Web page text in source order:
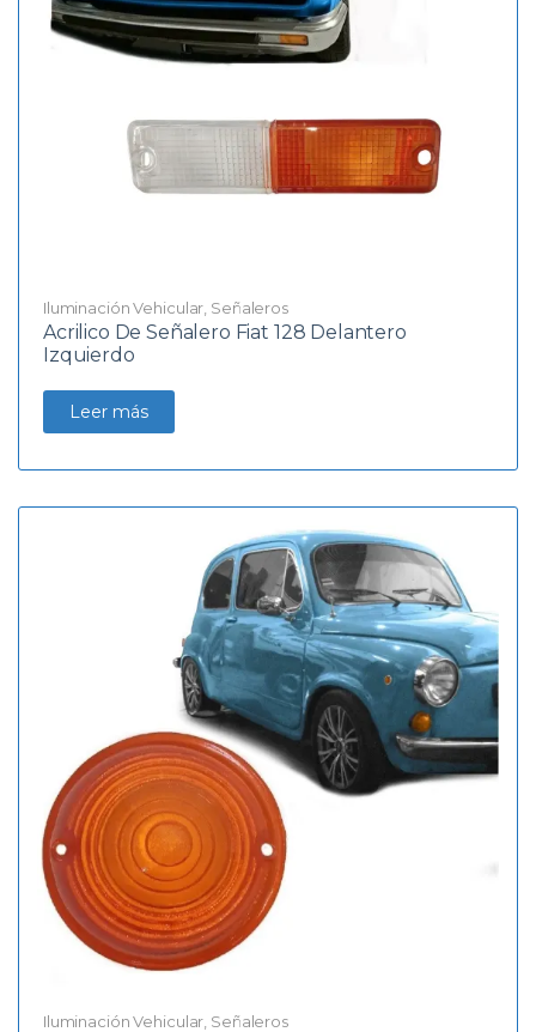
Iluminación Vehicular Señaleros
Acrilico De Señalero Fiat 128 Delantero
Izquierdo
Leer más
Iluminación Vehicular Señaleros